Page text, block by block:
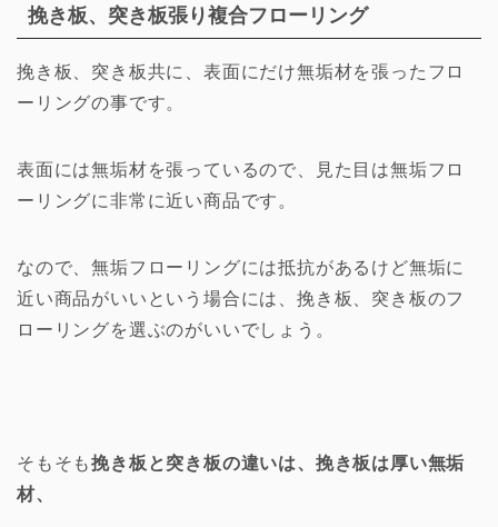
挽き板、突き板張り複合フローリング
挽き板、突き板共に、表面にだけ無垢材を張ったフロ
ーリングの事です。
表面には無垢材を張っているので、見た目は無垢フロ
ーリングに非常に近い商品です。
なので、無垢フローリングには抵抗があるけど無垢に
近い商品がいいという場合には、挽き板、突き板のフ
ローリングを選ぶのがいいでしょう。
そもそも挽き板と突き板の違いは、挽き板は厚い無垢
材、